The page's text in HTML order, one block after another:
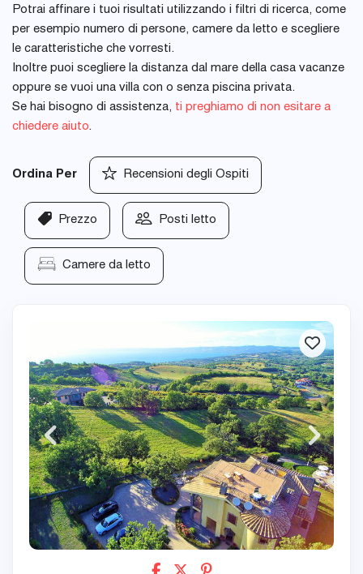
Potrai affinare i tuoi risultati utilizzando i filtri di ricerca, come
per esempio numero di persone, camere da letto e scegliere
le caratteristiche che vorresti.
Inoltre puoi scegliere la distanza dal mare della casa vacanze
oppure se vuoi una villa con o senza piscina privata.
Se hai bisogno di assistenza, ti preghiamo di non esitare a
chiedere aiuto.
Ordina Per Recensioni degli Ospiti
Prezzo Posti letto
Camere da letto